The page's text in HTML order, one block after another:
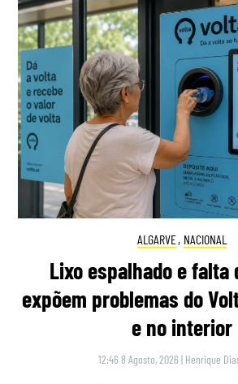
ALGARVE, NACIONAL
Lixo espalhado e falta
expõem problemas do
e no interior
12:46 8 Agosto, 2026 | Henrique